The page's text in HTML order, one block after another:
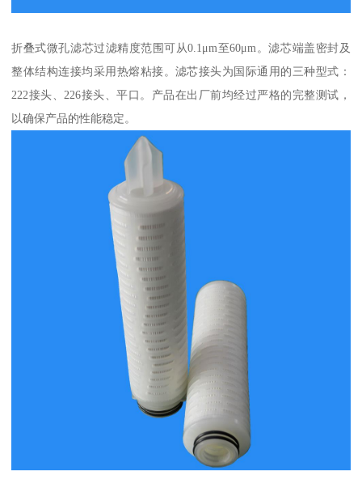
折叠式微孔滤芯过滤精度范围可从0.1μm至60μm。滤芯端盖密封及
整体结构连接均采用热熔粘接。滤芯接头为国际通用的三种型式：
222接头、226接头、平口。产品在出厂前均经过严格的完整测试，
以确保产品的性能稳定。